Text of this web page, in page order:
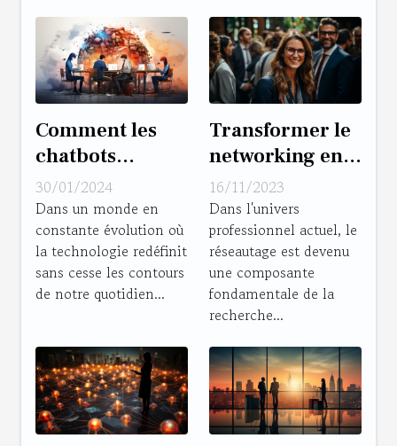
Comment les
chatbots
peuvent
révolutionner le
marché de
l'emploi
30/01/2024
Dans un monde en
constante évolution où
la technologie redéfinit
sans cesse les contours
de notre quotidien...
Transformer le
networking en
un puissant
levier
d'embauche
16/11/2023
Dans l'univers
professionnel actuel, le
réseautage est devenu
une composante
fondamentale de la
recherche...